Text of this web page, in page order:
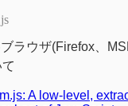
ラウザ(Firefox、
A low-level,